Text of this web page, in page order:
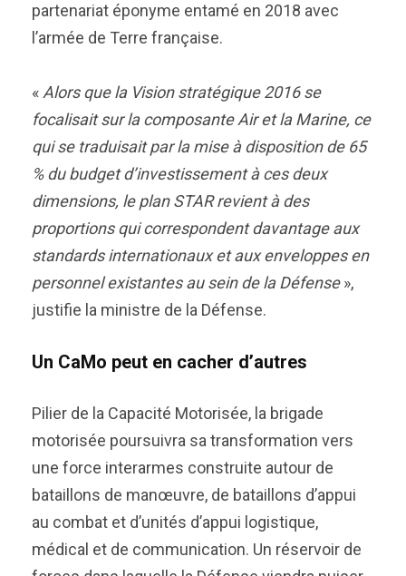
partenariat éponyme entamé en 2018 avec
l’armée de Terre française.
« Alors que la Vision stratégique 2016 se
focalisait sur la composante Air et la Marine, ce
qui se traduisait par la mise à disposition de 65
% du budget d’investissement à ces deux
dimensions, le plan STAR revient à des
proportions qui correspondent davantage aux
standards internationaux et aux enveloppes en
personnel existantes au sein de la Défense»,
justifie la ministre de la Défense.
Un CaMo peut en cacher d’autres
Pilier de la Capacité Motorisée, la brigade
motorisée poursuivra sa transformation vers
une force interarmes construite autour de
bataillons de manœuvre, de bataillons d’appui
au combat et d’unités d’appui logistique,
médical et de communication. Un réservoir de